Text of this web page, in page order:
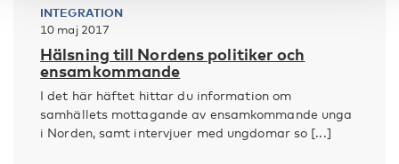
INTEGRATION
10 maj 2017
Hälsning till Nordens politiker och
ensamkommande
I det här häftet hittar du information om
samhällets mottagande av ensamkommande unga
i Norden, samt intervjuer med ungdomar so [...]